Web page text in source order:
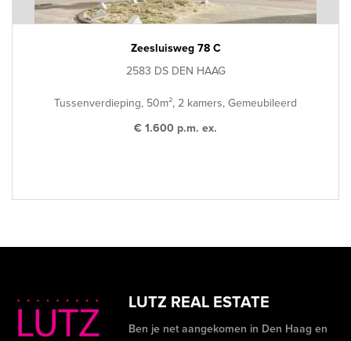
Zeesluisweg 78 C
2583 DS DEN HAAG
Tussenverdieping, 50m², 2 kamers, Gemeubileerd
€ 1.600 p.m. ex.
LUTZ REAL ESTATE
Ben je net aangekomen in Den Haag en